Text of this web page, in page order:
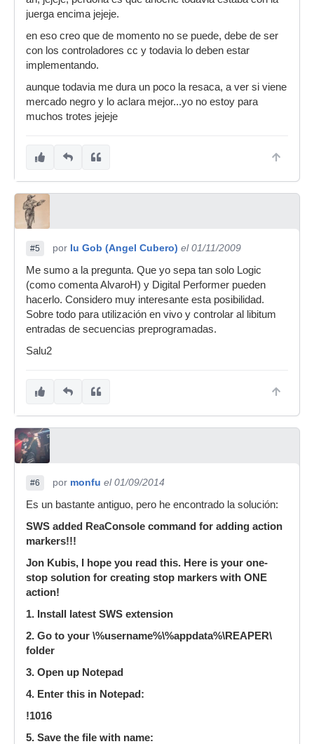
juerga encima jejeje.
en eso creo que de momento no se puede, debe de ser
con los controladores cc y todavia lo deben estar
implementando.
aunque todavia me dura un poco la resaca, a ver si viene
mercado negro y lo aclara mejor...yo no estoy para
muchos trotes jejeje
#5 por Iu Gob (Angel Cubero) el 01/11/2009
Me sumo a la pregunta. Que yo sepa tan solo Logic
(como comenta AlvaroH) y Digital Performer pueden
hacerlo. Considero muy interesante esta posibilidad.
Sobre todo para utilización en vivo y controlar al libitum
entradas de secuencias preprogramadas.
Salu2
#6 por monfu el 01/09/2014
Es un bastante antiguo, pero he encontrado la solución:
SWS added ReaConsole command for adding action
markers!!!
Jon Kubis, I hope you read this. Here is your one-
stop solution for creating stop markers with ONE
action!
1. Install latest SWS extension
2. Go to your \%username%\%appdata%\REAPER\
folder
3. Open up Notepad
4. Enter this in Notepad:
!1016
5. Save the file with name: